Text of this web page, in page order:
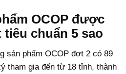
OCOP được
chuẩn 5 sao
sản phẩm OCOP đợt 2 có 89
tham gia đến từ 18 tỉnh, thành